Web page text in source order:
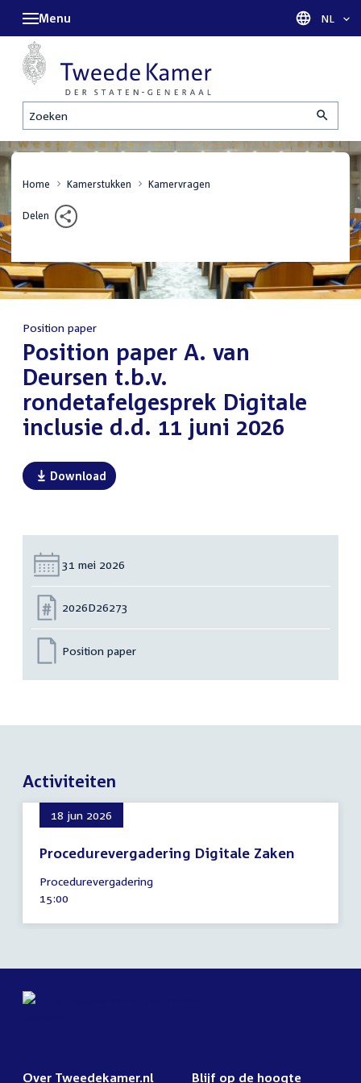
Zoeken
Menu Taal
NL
Home Kamerstukken Kamervragen
Delen
Position paper
:Position paper A. van
Deursen t.b.v.
rondetafelgesprek Digitale
inclusie d.d. 11 juni 2026
Download
Datum:
31 mei 2026
Nummer:
2026D26273
Position paper
Activiteiten
18 jun 2026
Procedurevergadering Digitale Zaken
juni
2026
Procedurevergadering
Tijd
15:00
Over Tweedekamer.nl Blijf op de hoogte